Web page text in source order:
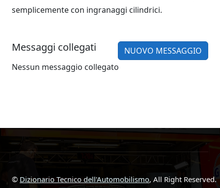
semplicemente con ingranaggi cilindrici.
Messaggi collegati
NUOVO MESSAGGIO
Nessun messaggio collegato
© Dizionario Tecnico dell'Automobilismo, All Right Reserved.